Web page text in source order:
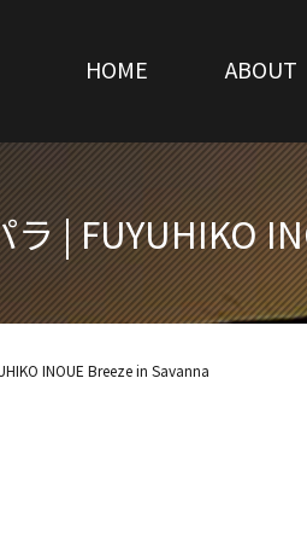
HOME ABOUT
ラ | FUYUHIKO
INOUE Breeze in Savanna